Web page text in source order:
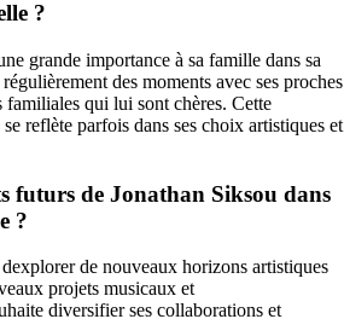
?
grande importance à sa famille dans sa
des moments avec ses proches
familiales qui lui sont chères. Cette
reflète parfois dans ses choix artistiques et
futurs de Jonathan Siksou dans
?
de nouveaux horizons artistiques
projets musicaux et
diversifier ses collaborations et